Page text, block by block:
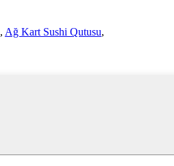
, Ağ Kart Sushi Qutusu,